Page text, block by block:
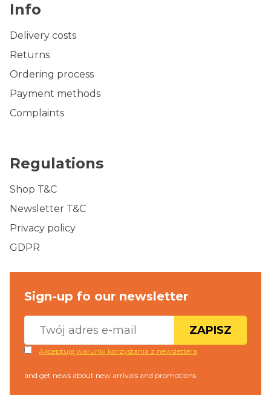
Info
Delivery costs
Returns
Ordering process
Payment methods
Complaints
Regulations
Shop T&C
Newsletter T&C
Privacy policy
GDPR
Sign-up fo our newsletter
ZAPISZ
Akceptuję warunki korzystania z newslettera
and get news about new arrivals and promotions